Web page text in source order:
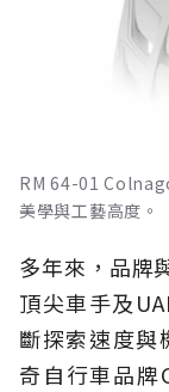
RM 64-01
美學與工藝高度。
多年來，品牌
頂尖車手及
斷探索速度與
奇自行車品